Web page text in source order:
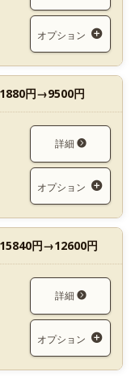
オプション
円→9500円
詳細
オプション
15840円→12600円
詳細
オプション